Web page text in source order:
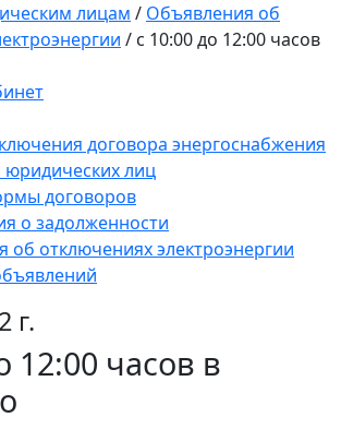
лицам / Объявления об
/ с 10:00 до 12:00 часов
договора энергоснабжения
лиц
договоров
о задолженности
об отключениях электроэнергии
г.
12:00 часов в